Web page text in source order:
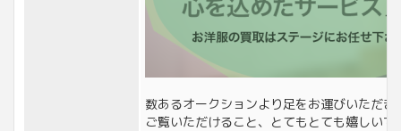
数あるオークションより足をお運びいただ
ご覧いただけること、とてもとても嬉しいで